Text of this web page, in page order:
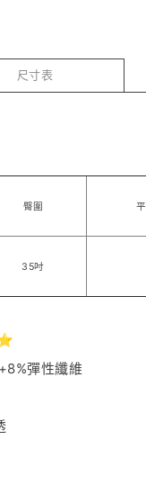
尺寸表
臀圍
35吋
彈性纖維